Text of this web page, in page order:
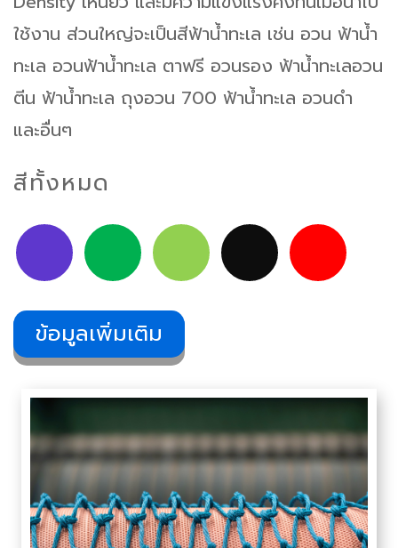
ใช้งาน ส่วนใหญ่จะเป็นสีฟ้าน้ำทะเล เช่น อวน ฟ้าน้ำ
ทะเล อวนฟ้าน้ำทะเล ตาฟรี อวนรอง ฟ้าน้ำทะเลอวน
ตีน ฟ้าน้ำทะเล ถุงอวน 700 ฟ้าน้ำทะเล อวนดำ
และอื่นๆ
สีทั้งหมด
ข้อมูลเพิ่มเติม